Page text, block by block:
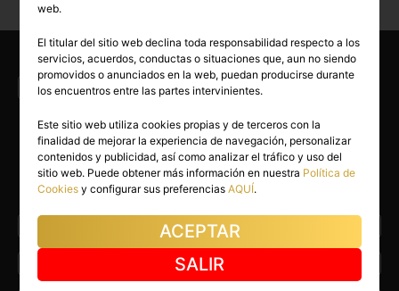
Otras categorías
Escorts en Cuenca capital
Encuentra Travestis en otras
capitales de España
web.
El titular del sitio web declina toda responsabilidad respecto a los
servicios, acuerdos, conductas o situaciones que, aun no siendo
promovidos o anunciados en la web, puedan producirse durante
los encuentros entre las partes intervinientes.
Este sitio web utiliza cookies propias y de terceros con la
finalidad de mejorar la experiencia de navegación, personalizar
contenidos y publicidad, así como analizar el tráfico y uso del
sitio web. Puede obtener más información en nuestra Política de
Cookies y configurar sus preferenciasAQUÍ.
ACEPTAR
SALIR